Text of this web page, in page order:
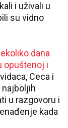
i uživali u
su vidno
dana
opuštenoj i
Ceca i
najboljih
u razgovoru i
kada